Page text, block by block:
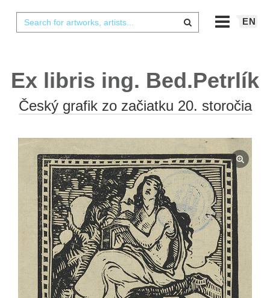
EN
Ex libris ing. Bed.Petrlík
Český grafik zo začiatku 20. storočia